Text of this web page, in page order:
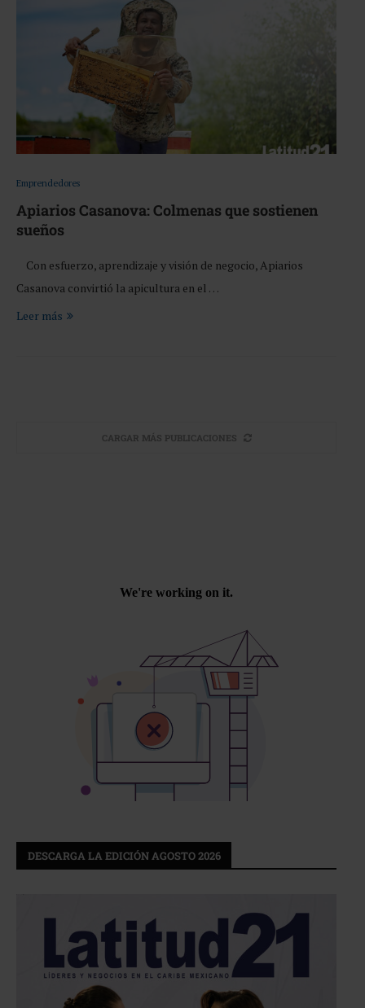
Emprendedores
Apiarios Casanova: Colmenas que sostienen
sueños
Con esfuerzo, aprendizaje y visión de negocio, Apiarios
Casanova convirtió la apicultura en el …
Leer más
CARGAR MÁS PUBLICACIONES
DESCARGA LA EDICIÓN AGOSTO 2026